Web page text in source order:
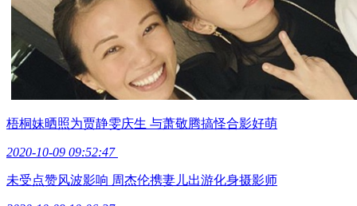
梧桐妹晒照为贾静雯庆生 与萧敬腾搞怪合影好萌
2020-10-09 09:52:47
未受点赞风波影响 周杰伦携妻儿出游化身摄影师